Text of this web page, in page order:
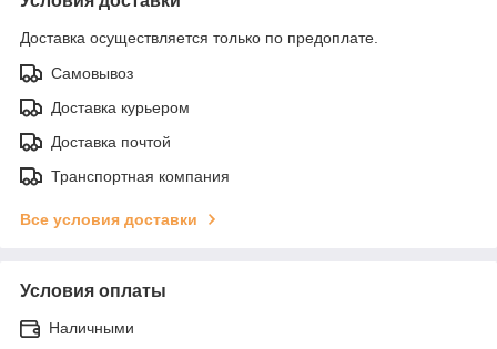
Доставка осуществляется только по предоплате.
Самовывоз
Доставка курьером
Доставка почтой
Транспортная компания
Все условия доставки
Условия оплаты
Наличными